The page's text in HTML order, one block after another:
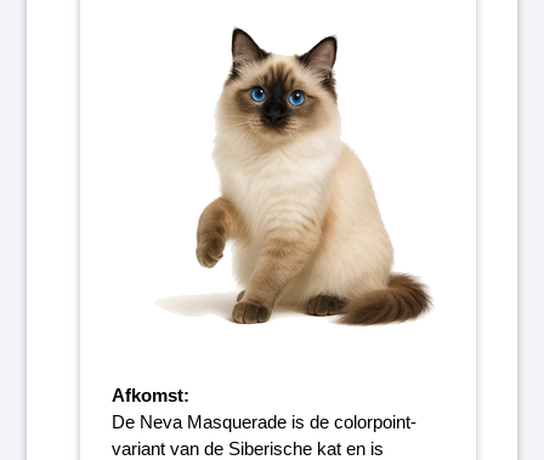
Afkomst:
De Neva Masquerade is de colorpoint-
variant van de Siberische kat en is